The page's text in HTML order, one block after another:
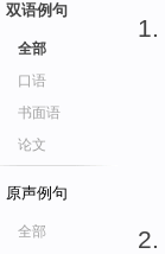
双语例句
全部
口语
书面语
论文
原声例句
全部